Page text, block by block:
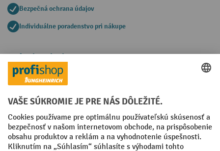
Bezpečná ochrana údajov
Individuálne poradenstvo pri nákupe
Spôsoby platby
Creditcard (Master)Creditcard (Visa)
Faktúra Predplatba
Sociálne siete